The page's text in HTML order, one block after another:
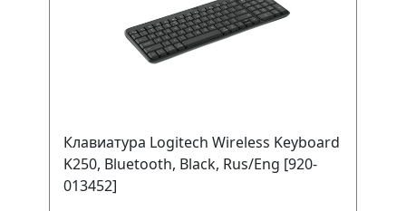
Клавиатура Logitech Wireless Keyboard
K250, Bluetooth, Black, Rus/Eng [920-
013452]